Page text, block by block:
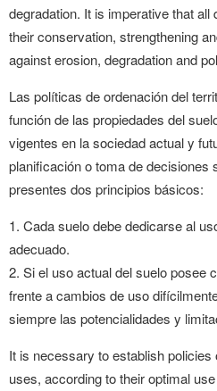
degradation. It is imperative that
their conservation, strengthening
against erosion, degradation and
Las políticas de ordenación del
función de las propiedades del
vigentes en la sociedad actual y
planificación o toma de decisiones
presentes dos principios básicos:
1. Cada suelo debe dedicarse al
adecuado.
2. Si el uso actual del suelo posee
frente a cambios de uso
siempre las potencialidades y
It is necessary to establish policies
uses, according to their optimal